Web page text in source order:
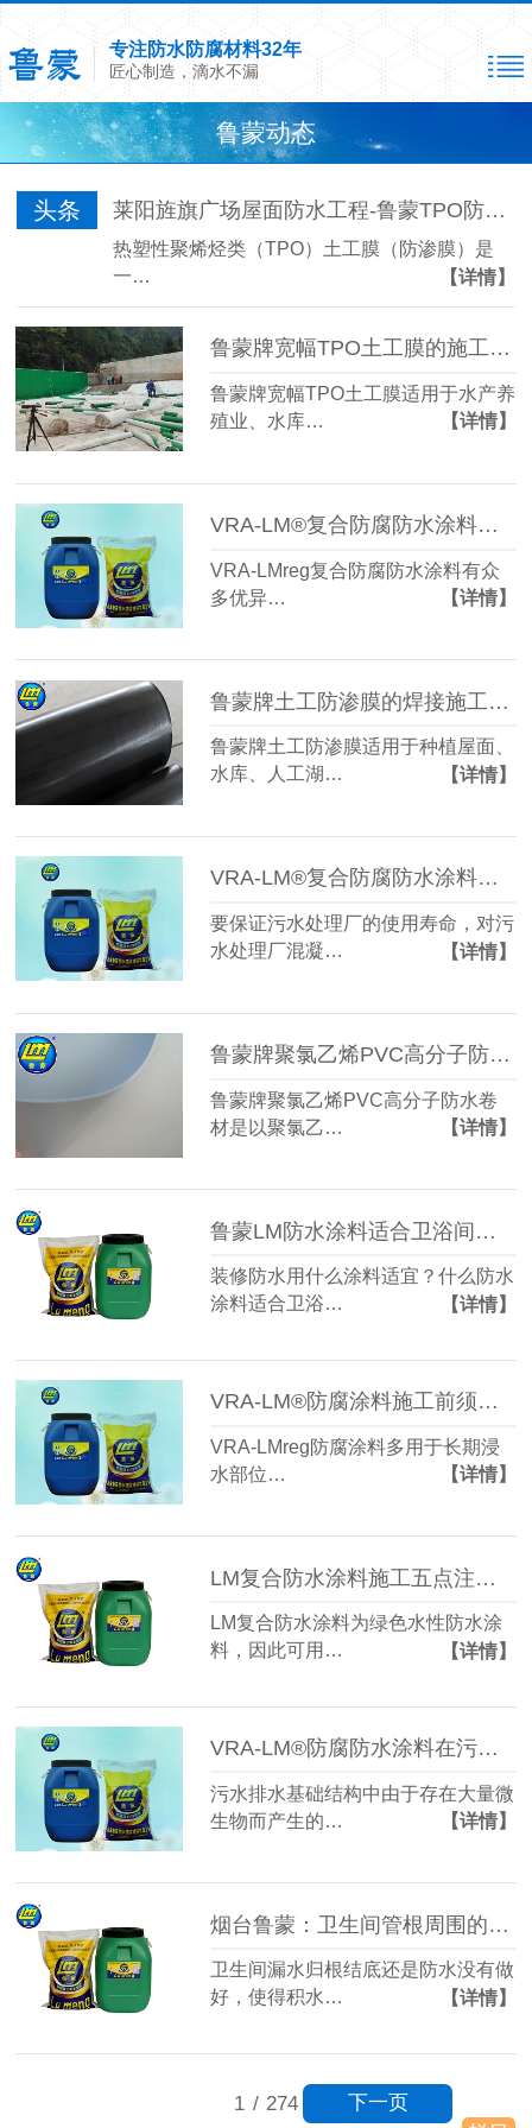
专注防水防腐材料32年
匠心制造，滴水不漏
鲁蒙动态
头条 莱阳旌旗广场屋面防水工程-鲁蒙TPO防水卷材
热塑性聚烯烃类（TPO）土工膜（防渗膜）是
一…
【详情】
鲁蒙牌宽幅TPO土工膜的施工保证措施
鲁蒙牌宽幅TPO土工膜适用于水产养
殖业、水库…
【详情】
VRA-LM®复合防腐防水涂料的优异性能
VRA-LMreg复合防腐防水涂料有众
多优异…
【详情】
鲁蒙牌土工防渗膜的焊接施工工艺
鲁蒙牌土工防渗膜适用于种植屋面、
水库、人工湖…
【详情】
VRA-LM®复合防腐防水涂料是污水处理厂混凝土结构防腐防水好选择
要保证污水处理厂的使用寿命，对污
水处理厂混凝…
【详情】
鲁蒙牌聚氯乙烯PVC高分子防水卷材的性能
鲁蒙牌聚氯乙烯PVC高分子防水卷
材是以聚氯乙…
【详情】
鲁蒙LM防水涂料适合卫浴间防水使用
装修防水用什么涂料适宜？什么防水
涂料适合卫浴…
【详情】
VRA-LM®防腐涂料施工前须处理好基层
VRA-LMreg防腐涂料多用于长期浸
水部位…
【详情】
LM复合防水涂料施工五点注意事项
LM复合防水涂料为绿色水性防水涂
料，因此可用…
【详情】
VRA-LM®防腐防水涂料在污水排水基础结构上的应用
污水排水基础结构中由于存在大量微
生物而产生的…
【详情】
烟台鲁蒙：卫生间管根周围的防水施工
卫生间漏水归根结底还是防水没有做
好，使得积水…
【详情】
1 / 274 下一页